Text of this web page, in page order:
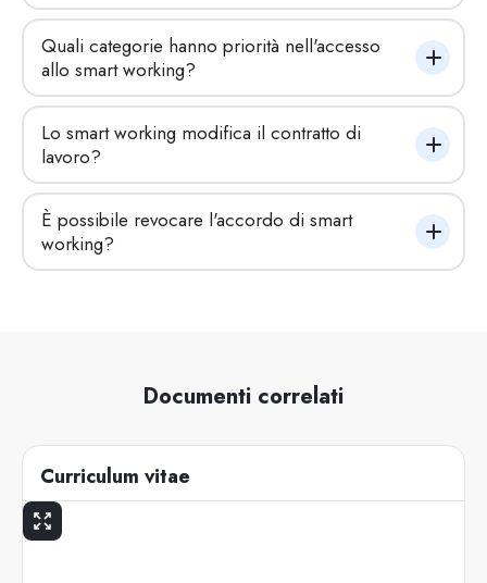
Quali categorie hanno priorità nell'accesso
allo smart working?
Lo smart working modifica il contratto di
lavoro?
È possibile revocare l'accordo di smart
working?
Documenti correlati
Curriculum vitae